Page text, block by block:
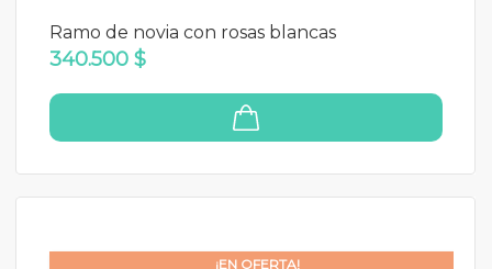
Ramo de novia con rosas blancas
340.500 $
¡EN OFERTA!